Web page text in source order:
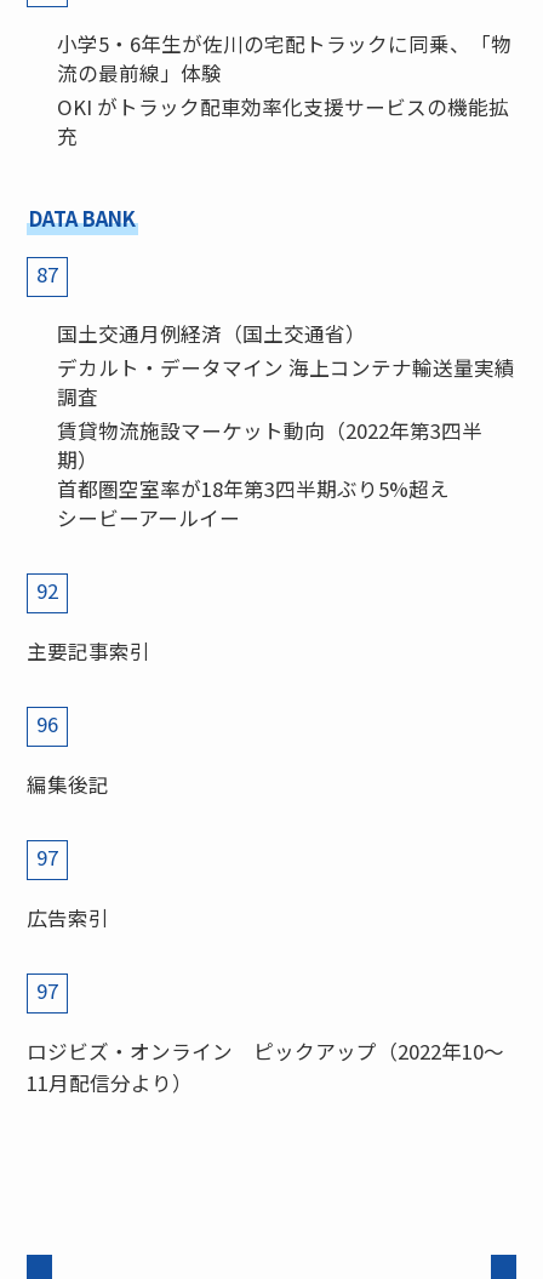
小学5・6年生が佐川の宅配トラックに同乗、「物
流の最前線」体験
OKI がトラック配車効率化支援サービスの機能拡
充
DATA BANK
87
国土交通月例経済（国土交通省）
デカルト・データマイン 海上コンテナ輸送量実績
調査
賃貸物流施設マーケット動向（2022年第3四半
期）
首都圏空室率が18年第3四半期ぶり5%超え
シービーアールイー
92
主要記事索引
96
編集後記
97
広告索引
97
ロジビズ・オンライン ピックアップ（2022年10～
11月配信分より）